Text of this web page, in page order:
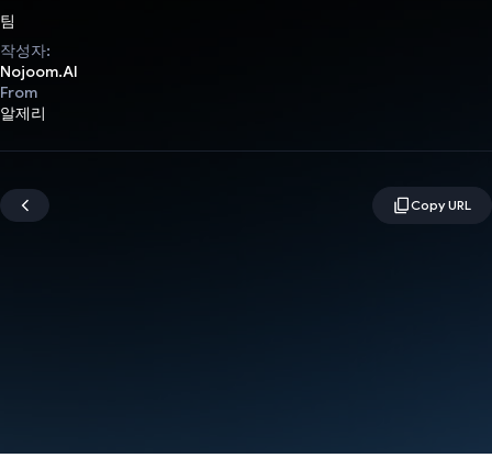
팀
작성자:
Nojoom.AI
From
알제리